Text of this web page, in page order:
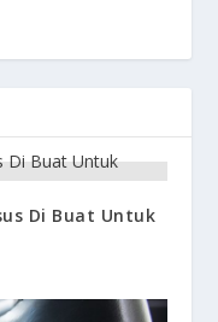
Di Buat Untuk